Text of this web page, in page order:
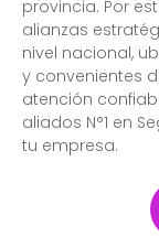
provincia. Por
alianzas
nivel nacional,
y convenientes
atención
aliados N°1 en
tu empresa.